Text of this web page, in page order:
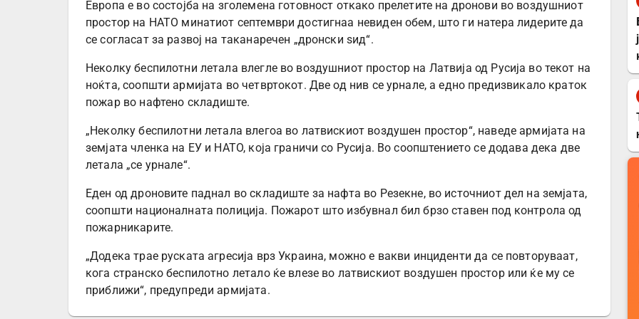
Европа е во состојба на зголемена готовност откако прелетите на дронови во воздушниот
простор на НАТО минатиот септември достигнаа невиден обем, што ги натера лидерите да
се согласат за развој на таканаречен „дронски ѕид“.
Неколку беспилотни летала влегле во воздушниот простор на Латвија од Русија во текот на
ноќта, соопшти армијата во четвртокот. Две од нив се урнале, а едно предизвикало краток
пожар во нафтено складиште.
„Неколку беспилотни летала влегоа во латвискиот воздушен простор“, наведе армијата на
земјата членка на ЕУ и НАТО, која граничи со Русија. Во соопштението се додава дека две
летала „се урнале“.
Еден од дроновите паднал во складиште за нафта во Резекне, во источниот дел на земјата,
соопшти националната полиција. Пожарот што избувнал бил брзо ставен под контрола од
пожарникарите.
„Додека трае руската агресија врз Украина, можно е вакви инциденти да се повторуваат,
кога странско беспилотно летало ќе влезе во латвискиот воздушен простор или ќе му се
приближи“, предупреди армијата.